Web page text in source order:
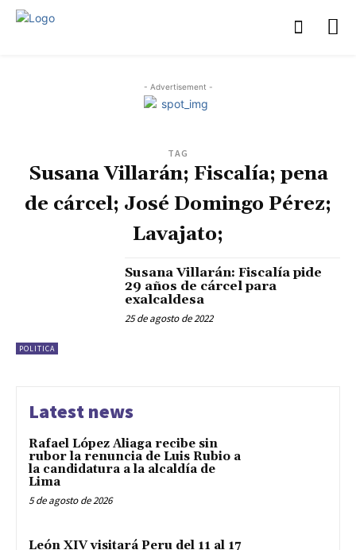
- Advertisement -
TAG
Susana Villarán; Fiscalía; pena
de cárcel; José Domingo Pérez;
Lavajato;
POLITICA
Susana Villarán: Fiscalía pide
29 años de cárcel para
exalcaldesa
25 de agosto de 2022
Latest news
Rafael López Aliaga recibe sin
rubor la renuncia de Luis Rubio a
la candidatura a la alcaldía de
Lima
5 de agosto de 2026
León XIV visitará Peru del 11 al 17